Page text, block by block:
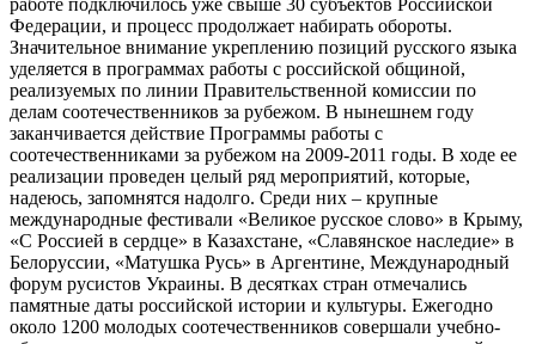
работе подключилось уже свыше 30 субъектов Российской
Федерации, и процесс продолжает набирать обороты.
Значительное внимание укреплению позиций русского языка
уделяется в программах работы с российской общиной,
реализуемых по линии Правительственной комиссии по
делам соотечественников за рубежом. В нынешнем году
заканчивается действие Программы работы с
соотечественниками за рубежом на 2009-2011 годы. В ходе ее
реализации проведен целый ряд мероприятий, которые,
надеюсь, запомнятся надолго. Среди них – крупные
международные фестивали «Великое русское слово» в Крыму,
«С Россией в сердце» в Казахстане, «Славянское наследие» в
Белоруссии, «Матушка Русь» в Аргентине, Международный
форум русистов Украины. В десятках стран отмечались
памятные даты российской истории и культуры. Ежегодно
около 1200 молодых соотечественников совершали учебно-